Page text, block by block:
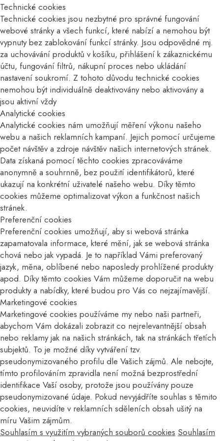
Technické cookies
Technické cookies jsou nezbytné pro správné fungování
webové stránky a všech funkcí, které nabízí a nemohou být
vypnuty bez zablokování funkcí stránky. Jsou odpovědné mj.
za uchovávání produktů v košíku, přihlášení k zákaznickému
účtu, fungování filtrů, nákupní proces nebo ukládání
nastavení soukromí. Z tohoto důvodu technické cookies
nemohou být individuálně deaktivovány nebo aktivovány a
jsou aktivní vždy
Analytické cookies
Analytické cookies nám umožňují měření výkonu našeho
webu a našich reklamních kampaní. Jejich pomocí určujeme
počet návštěv a zdroje návštěv našich internetových stránek.
Data získaná pomocí těchto cookies zpracováváme
anonymně a souhrnně, bez použití identifikátorů, které
ukazují na konkrétní uživatelé našeho webu. Díky těmto
cookies můžeme optimalizovat výkon a funkčnost našich
stránek.
Preferenční cookies
Preferenční cookies umožňují, aby si webová stránka
zapamatovala informace, které mění, jak se webová stránka
chová nebo jak vypadá. Je to například Vámi preferovaný
jazyk, měna, oblíbené nebo naposledy prohlížené produkty
apod. Díky těmto cookies Vám můžeme doporučit na webu
produkty a nabídky, které budou pro Vás co nejzajímavější.
Marketingové cookies
Marketingové cookies používáme my nebo naši partneři,
abychom Vám dokázali zobrazit co nejrelevantnější obsah
nebo reklamy jak na našich stránkách, tak na stránkách třetích
subjektů. To je možné díky vytváření tzv.
pseudonymizovaného profilu dle Vašich zájmů. Ale nebojte,
tímto profilováním zpravidla není možná bezprostřední
identifikace Vaší osoby, protože jsou používány pouze
pseudonymizované údaje. Pokud nevyjádříte souhlas s těmito
cookies, neuvidíte v reklamních sděleních obsah ušitý na
míru Vašim zájmům.
Souhlasím s využitím vybraných souborů cookies Souhlasím